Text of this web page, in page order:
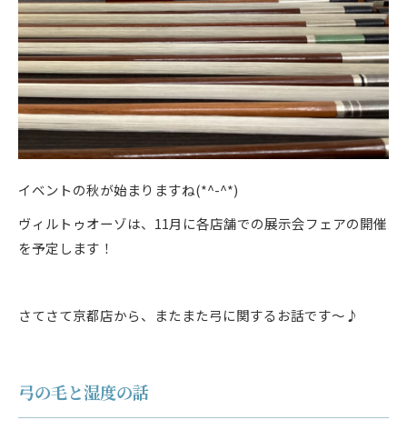
イベントの秋が始まりますね(*^-^*)
ヴィルトゥオーゾは、11月に各店舗での展示会フェアの開催
を予定します！
さてさて京都店から、またまた弓に関するお話です～♪
弓の毛と湿度の話